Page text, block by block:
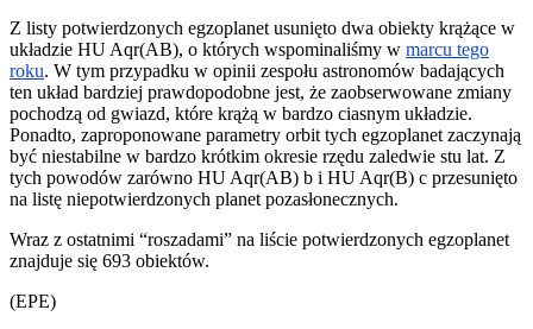
Z listy potwierdzonych egzoplanet usunięto dwa obiekty krążące w
układzie HU Aqr(AB), o których wspominaliśmy w marcu tego
roku. W tym przypadku w opinii zespołu astronomów badających
ten układ bardziej prawdopodobne jest, że zaobserwowane zmiany
pochodzą od gwiazd, które krążą w bardzo ciasnym układzie.
Ponadto, zaproponowane parametry orbit tych egzoplanet zaczynają
być niestabilne w bardzo krótkim okresie rzędu zaledwie stu lat. Z
tych powodów zarówno HU Aqr(AB) b i HU Aqr(B) c przesunięto
na listę niepotwierdzonych planet pozasłonecznych.
Wraz z ostatnimi “roszadami” na liście potwierdzonych egzoplanet
znajduje się 693 obiektów.
(EPE)